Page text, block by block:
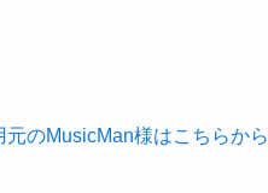
元のMusicMan様はこちらから